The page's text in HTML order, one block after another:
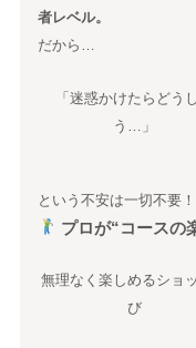
者レベル。
だから…
「迷惑かけたらどう
う…」
という不安は一切不要！
プロが“コースの
無理なく楽しめるショ
び